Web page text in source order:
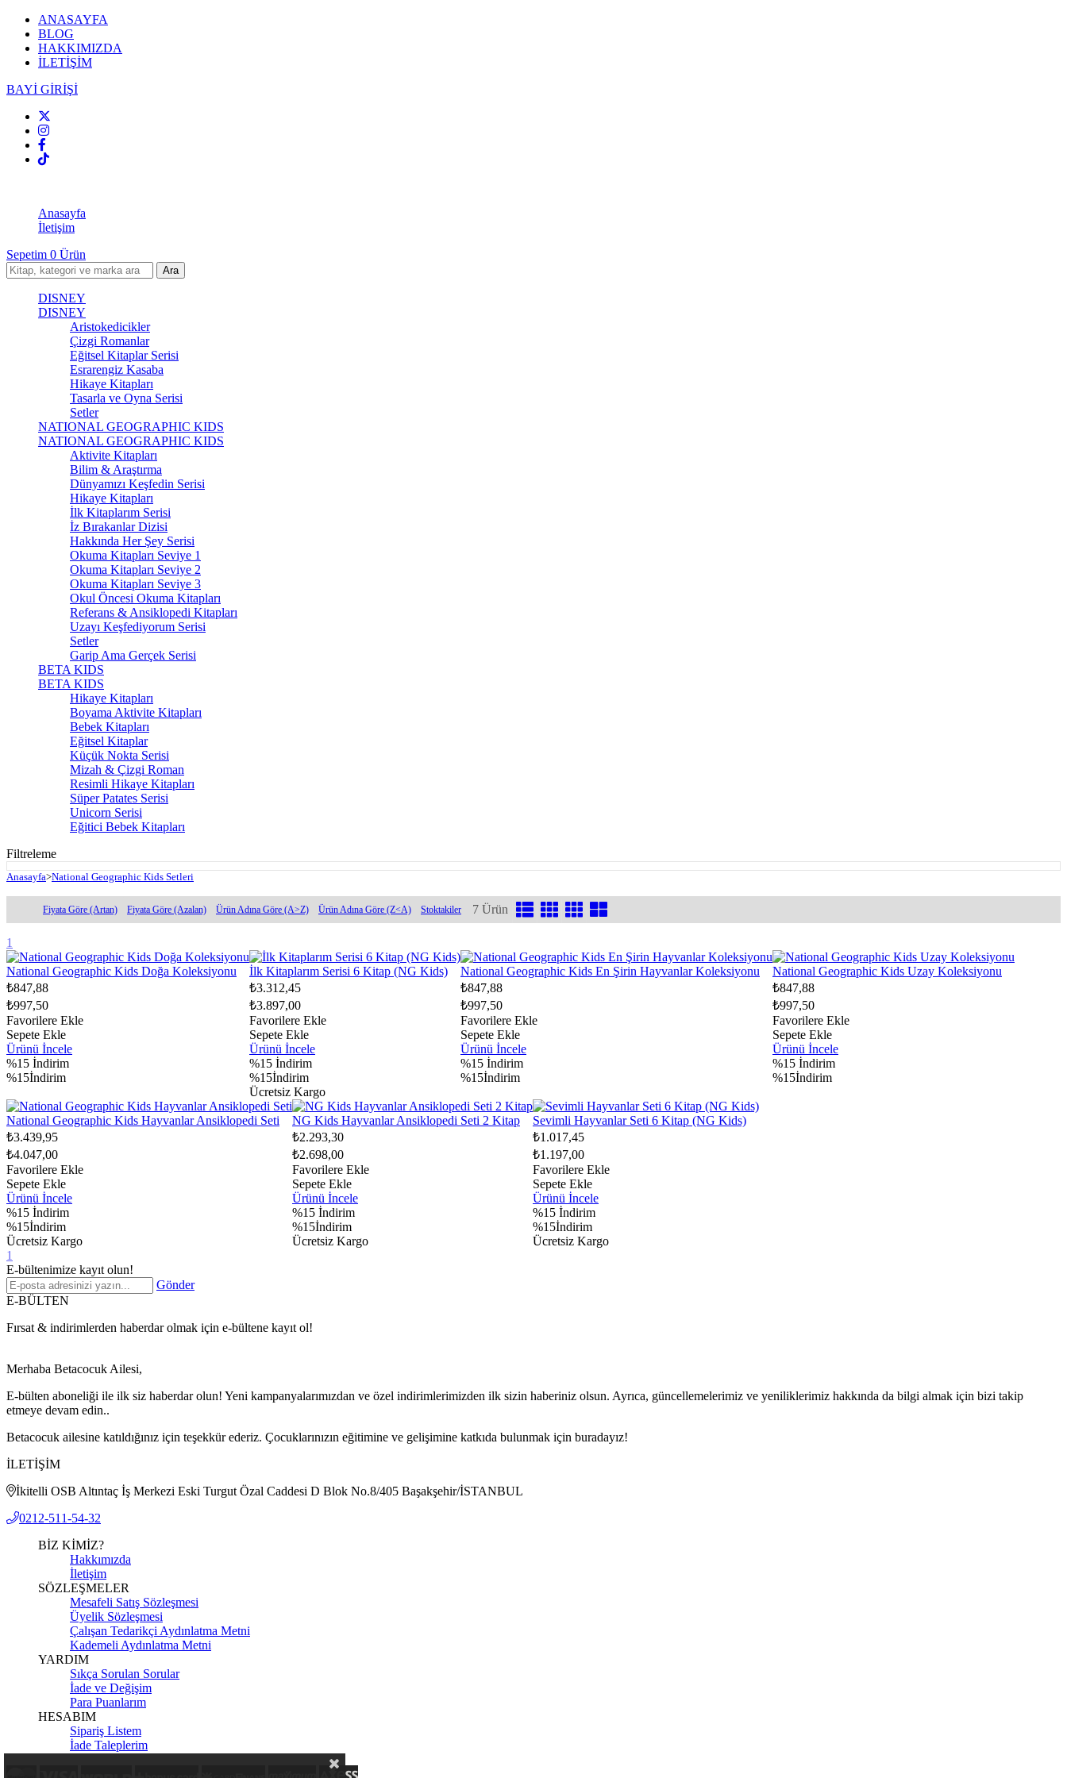
ANASAYFA
BLOG
HAKKIMIZDA
İLETİŞİM
BAYİ GİRİŞİ
Anasayfa
İletişim
Sepetim 0 Ürün
DISNEY
DISNEY
Aristokedicikler
Çizgi Romanlar
Eğitsel Kitaplar Serisi
Esrarengiz Kasaba
Hikaye Kitapları
Tasarla ve Oyna Serisi
Setler
NATIONAL GEOGRAPHIC KIDS
NATIONAL GEOGRAPHIC KIDS
Aktivite Kitapları
Bilim & Araştırma
Dünyamızı Keşfedin Serisi
Hikaye Kitapları
İlk Kitaplarım Serisi
İz Bırakanlar Dizisi
Hakkında Her Şey Serisi
Okuma Kitapları Seviye 1
Okuma Kitapları Seviye 2
Okuma Kitapları Seviye 3
Okul Öncesi Okuma Kitapları
Referans & Ansiklopedi Kitapları
Uzayı Keşfediyorum Serisi
Setler
Garip Ama Gerçek Serisi
BETA KIDS
BETA KIDS
Hikaye Kitapları
Boyama Aktivite Kitapları
Bebek Kitapları
Eğitsel Kitaplar
Küçük Nokta Serisi
Mizah & Çizgi Roman
Resimli Hikaye Kitapları
Süper Patates Serisi
Unicorn Serisi
Eğitici Bebek Kitapları
Filtreleme
Anasayfa>National Geographic Kids Setleri
Fiyata Göre (Artan) Fiyata Göre (Azalan) Ürün Adına Göre (A>Z) Ürün Adına Göre (Z<A) Stoktakiler 7 Ürün
1
National Geographic Kids Doğa Koleksiyonu
₺847,88
₺997,50
Favorilere Ekle
Sepete Ekle
Ürünü İncele
%15 İndirim
%15İndirim
İlk Kitaplarım Serisi 6 Kitap (NG Kids)
₺3.312,45
₺3.897,00
Favorilere Ekle
Sepete Ekle
Ürünü İncele
%15 İndirim
%15İndirim
Ücretsiz Kargo
National Geographic Kids En Şirin Hayvanlar Koleksiyonu
₺847,88
₺997,50
Favorilere Ekle
Sepete Ekle
Ürünü İncele
%15 İndirim
%15İndirim
National Geographic Kids Uzay Koleksiyonu
₺847,88
₺997,50
Favorilere Ekle
Sepete Ekle
Ürünü İncele
%15 İndirim
%15İndirim
National Geographic Kids Hayvanlar Ansiklopedi Seti
₺3.439,95
₺4.047,00
Favorilere Ekle
Sepete Ekle
Ürünü İncele
%15 İndirim
%15İndirim
Ücretsiz Kargo
NG Kids Hayvanlar Ansiklopedi Seti 2 Kitap
₺2.293,30
₺2.698,00
Favorilere Ekle
Sepete Ekle
Ürünü İncele
%15 İndirim
%15İndirim
Ücretsiz Kargo
Sevimli Hayvanlar Seti 6 Kitap (NG Kids)
₺1.017,45
₺1.197,00
Favorilere Ekle
Sepete Ekle
Ürünü İncele
%15 İndirim
%15İndirim
Ücretsiz Kargo
1
E-bültenimize kayıt olun!
Gönder
E-BÜLTEN
Fırsat & indirimlerden haberdar olmak için e-bültene kayıt ol!
Merhaba Betacocuk Ailesi,
E-bülten aboneliği ile ilk siz haberdar olun! Yeni kampanyalarımızdan ve özel indirimlerimizden ilk sizin haberiniz olsun. Ayrıca, güncellemelerimiz ve yeniliklerimiz hakkında da bilgi almak için bizi takip
etmeye devam edin..
Betacocuk ailesine katıldığınız için teşekkür ederiz. Çocuklarınızın eğitimine ve gelişimine katkıda bulunmak için buradayız!
İLETİŞİM
İkitelli OSB Altıntaç İş Merkezi Eski Turgut Özal Caddesi D Blok No.8/405 Başakşehir/İSTANBUL
0212-511-54-32
BİZ KİMİZ?
Hakkımızda
İletişim
SÖZLEŞMELER
Mesafeli Satış Sözleşmesi
Üyelik Sözleşmesi
Çalışan Tedarikçi Aydınlatma Metni
Kademeli Aydınlatma Metni
YARDIM
Sıkça Sorulan Sorular
İade ve Değişim
Para Puanlarım
HESABIM
Sipariş Listem
İade Taleplerim